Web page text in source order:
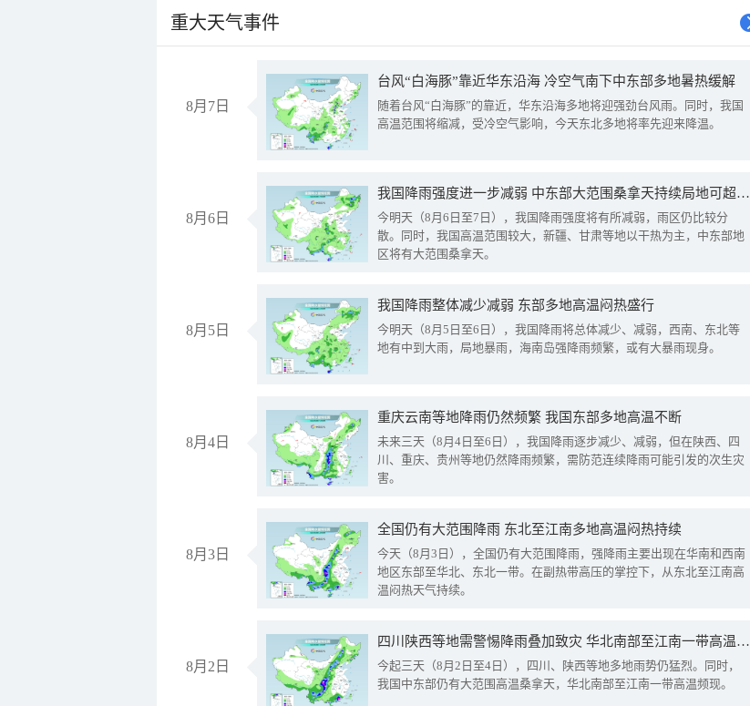
重大天气事件
8月7日
台风“白海豚”靠近华东沿海 冷空气南下中东部多地暑热缓解
随着台风“白海豚”的靠近，华东沿海多地将迎强劲台风雨。同时，我国
高温范围将缩减，受冷空气影响，今天东北多地将率先迎来降温。
8月6日
我国降雨强度进一步减弱 中东部大范围桑拿天持续局地可超38℃
今明天（8月6日至7日），我国降雨强度将有所减弱，雨区仍比较分
散。同时，我国高温范围较大，新疆、甘肃等地以干热为主，中东部地
区将有大范围桑拿天。
8月5日
我国降雨整体减少减弱 东部多地高温闷热盛行
今明天（8月5日至6日），我国降雨将总体减少、减弱，西南、东北等
地有中到大雨，局地暴雨，海南岛强降雨频繁，或有大暴雨现身。
8月4日
重庆云南等地降雨仍然频繁 我国东部多地高温不断
未来三天（8月4日至6日），我国降雨逐步减少、减弱，但在陕西、四
川、重庆、贵州等地仍然降雨频繁，需防范连续降雨可能引发的次生灾
害。
8月3日
全国仍有大范围降雨 东北至江南多地高温闷热持续
今天（8月3日），全国仍有大范围降雨，强降雨主要出现在华南和西南
地区东部至华北、东北一带。在副热带高压的掌控下，从东北至江南高
温闷热天气持续。
8月2日
四川陕西等地需警惕降雨叠加致灾 华北南部至江南一带高温频现
今起三天（8月2日至4日），四川、陕西等地多地雨势仍猛烈。同时，
我国中东部仍有大范围高温桑拿天，华北南部至江南一带高温频现。